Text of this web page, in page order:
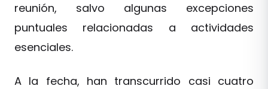
reunión, salvo algunas excepciones
puntuales relacionadas a actividades
esenciales.
A la fecha, han transcurrido casi cuatro